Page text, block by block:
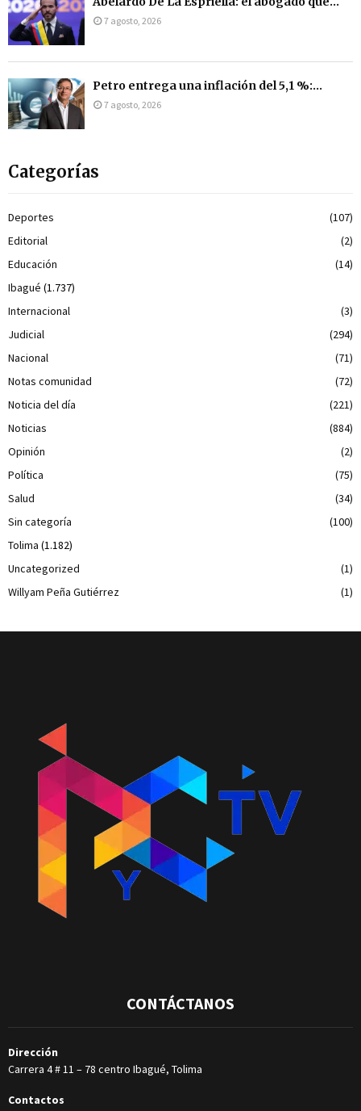
7 agosto, 2026
Petro entrega una inflación del 5,1 %:...
7 agosto, 2026
Categorías
Deportes
(107)
Editorial
(2)
Educación
(14)
Ibagué (1.737)
Internacional
(3)
Judicial
(294)
Nacional
(71)
Notas comunidad
(72)
Noticia del día
(221)
Noticias
(884)
Opinión
(2)
Política
(75)
Salud
(34)
Sin categoría
(100)
Tolima (1.182)
Uncategorized
(1)
Willyam Peña Gutiérrez
(1)
CONTÁCTANOS
Dirección
Carrera 4 # 11 – 78 centro Ibagué, Tolima
Contactos